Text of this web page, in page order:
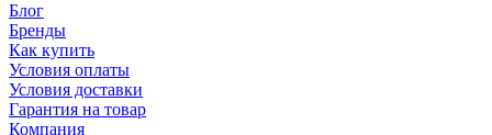
Блог
Бренды
Как купить
Условия оплаты
Условия доставки
Гарантия на товар
Компания